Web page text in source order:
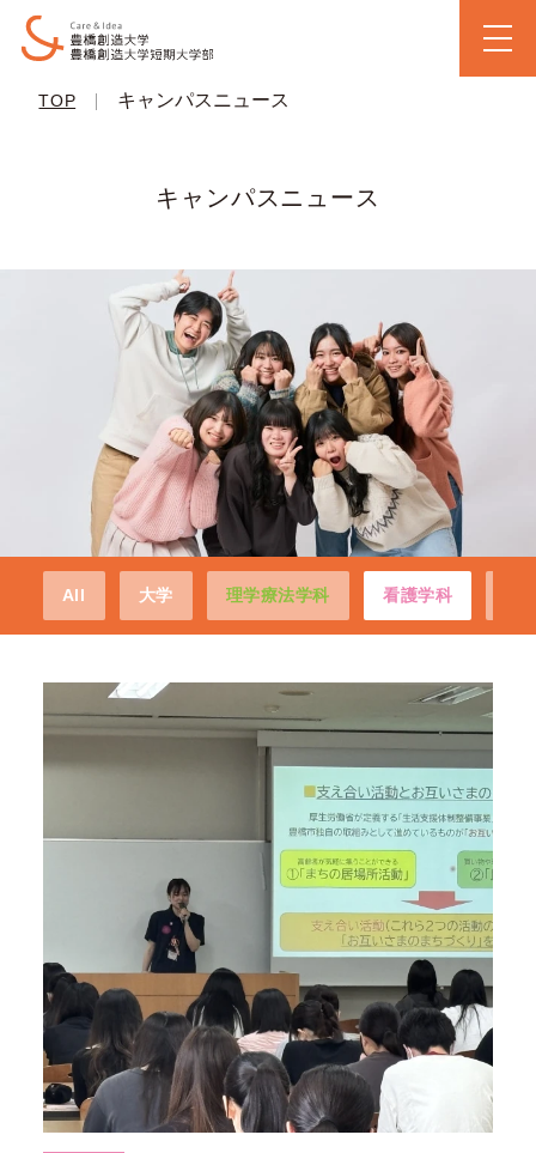
TOP | キャンパスニュース
キャンパスニュース
All 大学 理学療法学科 看護学科